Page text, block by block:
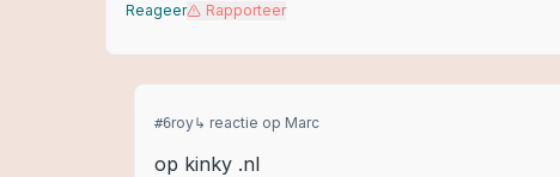
Reageer Rapporteer
#6roy↳ reactie op Marc
op kinky .nl